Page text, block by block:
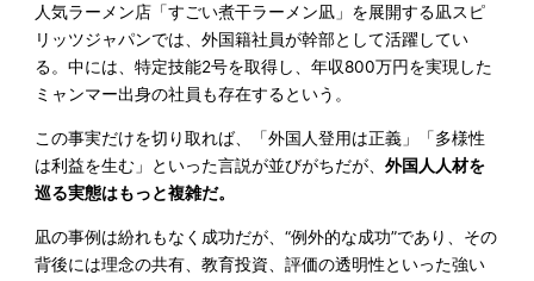
人気ラーメン店「すごい煮干ラーメン凪」を展開する凪スピ
リッツジャパンでは、外国籍社員が幹部として活躍してい
る。中には、特定技能2号を取得し、年収800万円を実現した
ミャンマー出身の社員も存在するという。
この事実だけを切り取れば、「外国人登用は正義」「多様性
は利益を生む」といった言説が並びがちだが、外国人人材を
巡る実態はもっと複雑だ。
凪の事例は紛れもなく成功だが、“例外的な成功”であり、その
背後には理念の共有、教育投資、評価の透明性といった強い